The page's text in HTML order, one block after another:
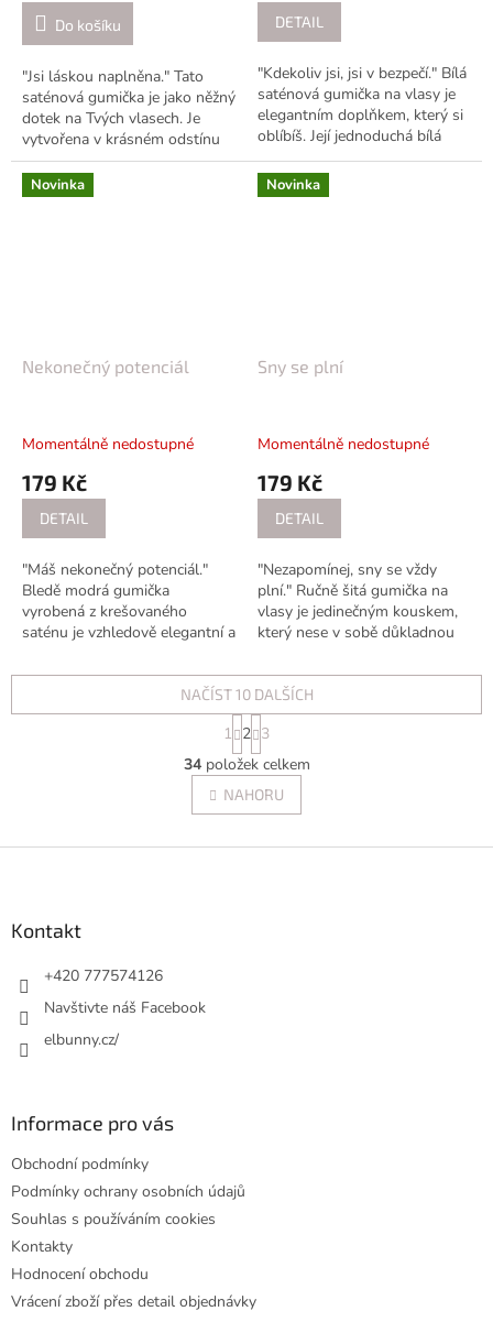
Do košíku
"Jsi láskou naplněna." Tato
saténová gumička je jako něžný
dotek na Tvých vlasech. Je
vytvořena v krásném odstínu
jemné růžové barvy, který
působí něžně a romanticky.
Její...
DETAIL
"Kdekoliv jsi, jsi v bezpečí." Bílá
saténová gumička na vlasy je
elegantním doplňkem, který si
oblíbíš. Její jednoduchá bílá
barva jí dodává čistý a klasický
vzhled. Tato...
Novinka
Nekonečný potenciál
Momentálně nedostupné
179 Kč
DETAIL
"Máš nekonečný potenciál."
Bledě modrá gumička
vyrobená z krešovaného
saténu je vzhledově elegantní a
satén má specifický zpracovaný
Novinka
Sny se plní
Momentálně nedostupné
179 Kč
DETAIL
"Nezapomínej, sny se vždy
plní." Ručně šitá gumička na
vlasy je jedinečným kouskem,
který nese v sobě důkladnou
krásná gumička je vytvořena
s...
O
v
l
á
NAČÍST 10 DALŠÍCH
S
t
r
á
n
k
v
1 2 3
34položek celkem
NAHORU
Kontakt
+420 777574126
Navštivte náš Facebook
elbunny.cz/
Informace pro vás
Obchodní podmínky
Podmínky ochrany osobních údajů
Souhlas s používáním cookies
Kontakty
Hodnocení obchodu
Vrácení zboží přes detail objednávky